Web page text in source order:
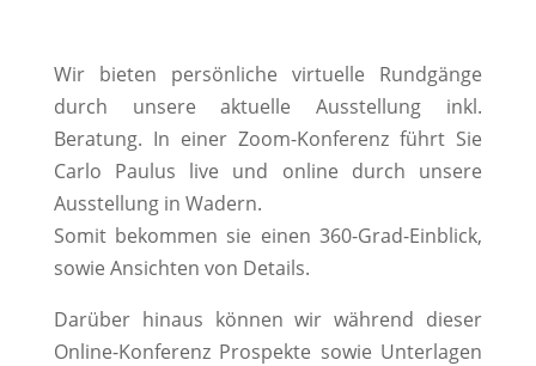
Wir bieten persönliche virtuelle Rundgänge
durch unsere aktuelle Ausstellung inkl.
Beratung. In einer Zoom-Konferenz führt Sie
Carlo Paulus live und online durch unsere
Ausstellung in Wadern.
Somit bekommen sie einen 360-Grad-Einblick,
sowie Ansichten von Details.
Darüber hinaus können wir während dieser
Online-Konferenz Prospekte sowie Unterlagen